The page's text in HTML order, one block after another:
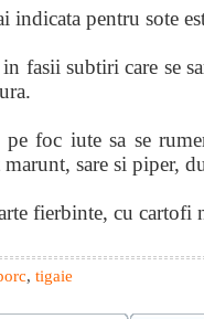
indicata pentru sote
in fasii subtiri care se
foc iute sa se
sare si piper,
fierbinte, cu cartofi
, tigaie